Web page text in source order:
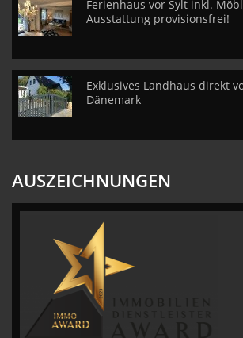
Ferienhaus vor Sylt inkl.
Ausstattung provisionsfrei!
Exklusives Landhaus direkt
Dänemark
AUSZEICHNUNGEN